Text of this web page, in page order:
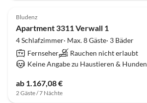
Bludenz
Apartment 3311 Verwall 1
4 Schlafzimmer· Max. 8 Gäste· 3 Bäder
Fernseher
Rauchen nicht erlaubt
Keine Angabe zu Haustieren & Hunden
ab 1.167,08 €
2 Gäste / 7 Nächte